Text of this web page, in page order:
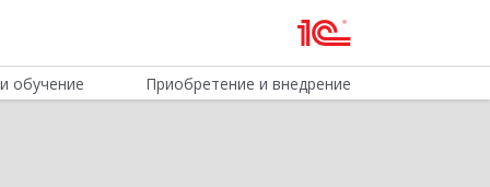
обучение Приобретение и внедрение